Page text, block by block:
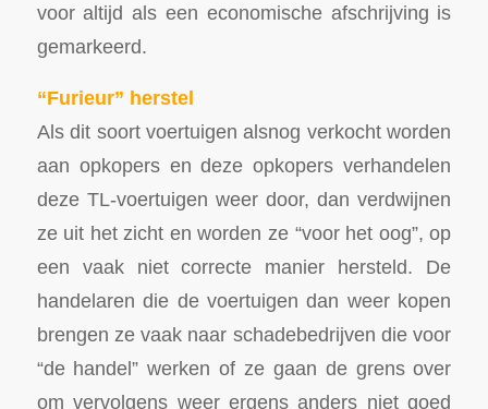
voor altijd als een economische afschrijving is
gemarkeerd.
“Furieur” herstel
Als dit soort voertuigen alsnog verkocht worden
aan opkopers en deze opkopers verhandelen
deze TL-voertuigen weer door, dan verdwijnen
ze uit het zicht en worden ze “voor het oog”, op
een vaak niet correcte manier hersteld. De
handelaren die de voertuigen dan weer kopen
brengen ze vaak naar schadebedrijven die voor
“de handel” werken of ze gaan de grens over
om vervolgens weer ergens anders niet goed